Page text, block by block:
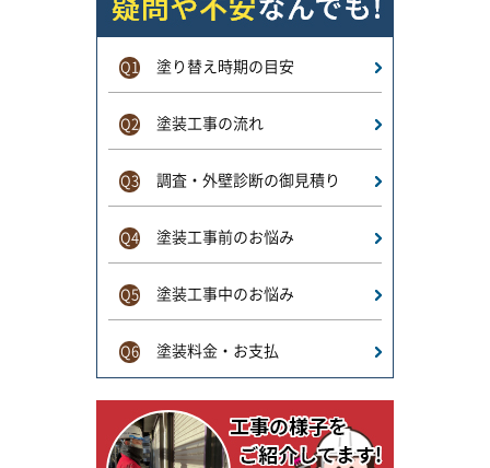
Q1 塗り替え時期の目安
Q2 塗装工事の流れ
Q3 調査・外壁診断の御見積り
Q4 塗装工事前のお悩み
Q5 塗装工事中のお悩み
Q6 塗装料金・お支払